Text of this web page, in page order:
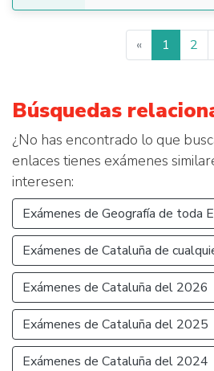
« 1 2
Búsquedas
¿No has encontrado lo que
enlaces tienes exámenes
interesen:
Exámenes de Geografía de toda
Exámenes de Cataluña de
Exámenes de Cataluña del 2026
Exámenes de Cataluña del 2025
Exámenes de Cataluña del 2024